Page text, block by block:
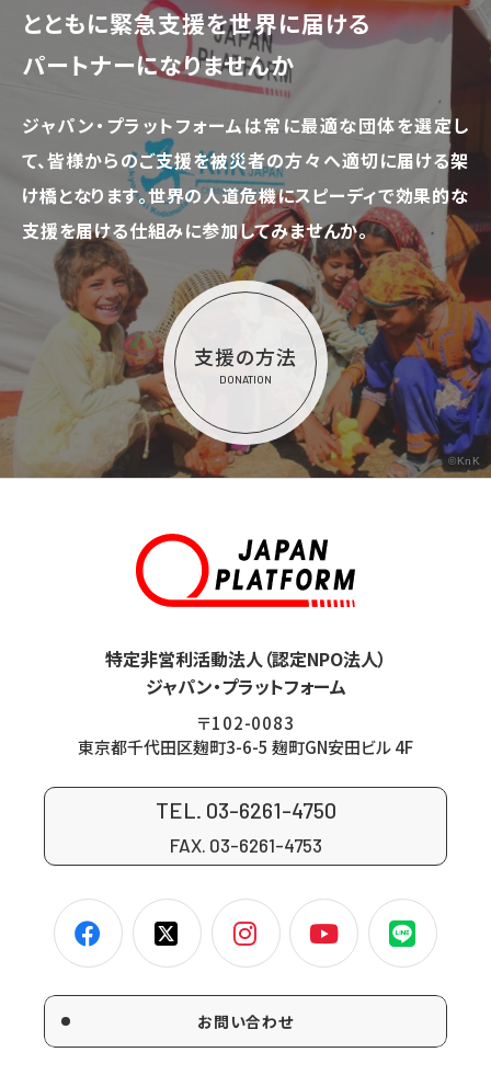
とともに緊急支援を世界に届ける
パートナーになりませんか
ジャパン・プラットフォームは常に最適な団体を選定し
て、皆様からのご支援を被災者の方々へ適切に届ける架
け橋となります。世界の人道危機にスピーディで効果的な
支援を届ける仕組みに参加してみませんか。
支援の方法
DONATION
©KnK
特定非営利活動法人（認定NPO法人）
ジャパン・プラットフォーム
〒102-0083
東京都千代田区麹町3-6-5 麹町GN安田ビル 4F
TEL. 03-6261-4750
FAX. 03-6261-4753
お問い合わせ